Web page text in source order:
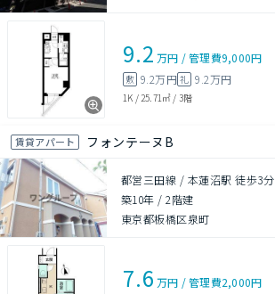
9.2 万円 /管理費9,000円
敷 9.2万円礼 9.2万円
1K / 25.71㎡ / 3階
賃貸アパート フォンテーヌB
都営三田線 / 本蓮沼駅 徒歩3分
築10年 /2階建
東京都板橋区泉町
7.6 万円 /管理費2,000円